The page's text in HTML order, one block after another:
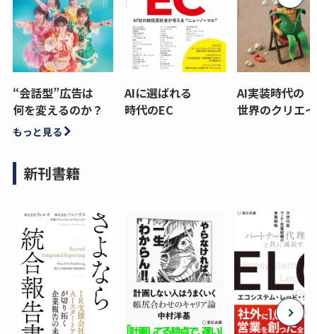
“会話型”広告は
何を変えるのか？
AIに選ばれる
時代のEC
AI実装時代の
世界のクリエ
もっと見る
新刊書籍